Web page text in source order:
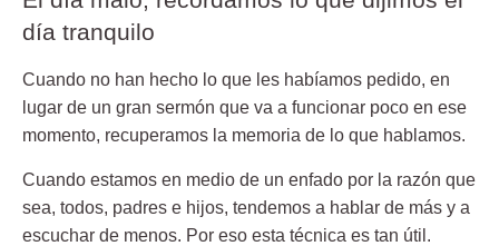
día tranquilo
Cuando no han hecho lo que les habíamos pedido, en
lugar de un gran sermón que va a funcionar poco en ese
momento, recuperamos la memoria de lo que hablamos.
Cuando estamos en medio de un enfado por la razón que
sea, todos, padres e hijos, tendemos a hablar de más y a
escuchar de menos. Por eso esta técnica es tan útil.